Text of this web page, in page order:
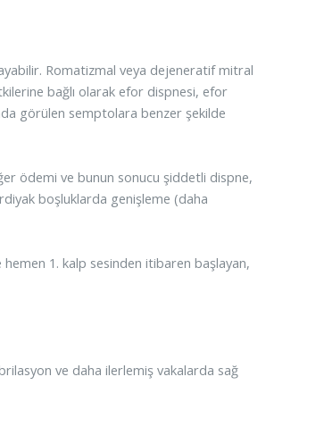
Romatizmal veya dejeneratif mitral
bağlı olarak efor dispnesi, efor
görülen semptolara benzer şekilde
ödemi ve bunun sonucu şiddetli dispne,
boşluklarda genişleme (daha
1. kalp sesinden itibaren başlayan,
ve daha ilerlemiş vakalarda sağ